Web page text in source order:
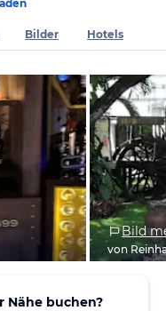
Bilder Hotels
Bild
von
Nähe buchen?